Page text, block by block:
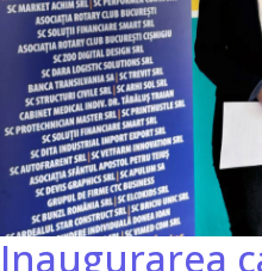
Inaugurarea